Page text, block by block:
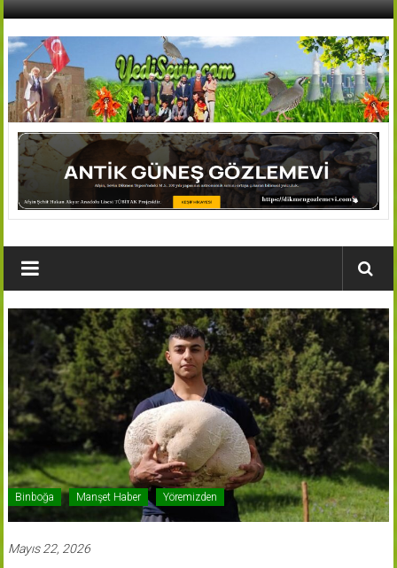
İçeriğe
AFŞİN
YEDİSEVİN
HABER
Köyleri
Haber
Portalı
Binboğa Manşet Haber Yöremizden
Mayıs 22, 2026